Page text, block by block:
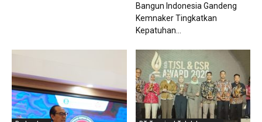
Bangun Indonesia Gandeng
Kemnaker Tingkatkan
Kepatuhan...